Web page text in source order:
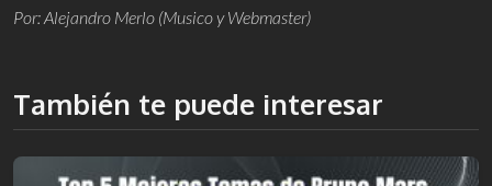
Por: Alejandro Merlo (Musico y Webmaster)
También te puede interesar